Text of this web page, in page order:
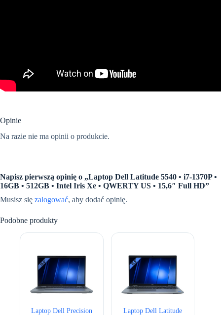
Opinie
Na razie nie ma opinii o produkcie.
Napisz pierwszą opinię o „Laptop Dell Latitude 5540 • i7-1370P •
16GB • 512GB • Intel Iris Xe • QWERTY US • 15,6″ Full HD”
Musisz się zalogować, aby dodać opinię.
Podobne produkty
Laptop Dell Precision
Laptop Dell Latitude